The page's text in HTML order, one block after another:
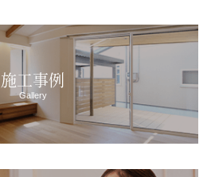
施工事例
Gallery